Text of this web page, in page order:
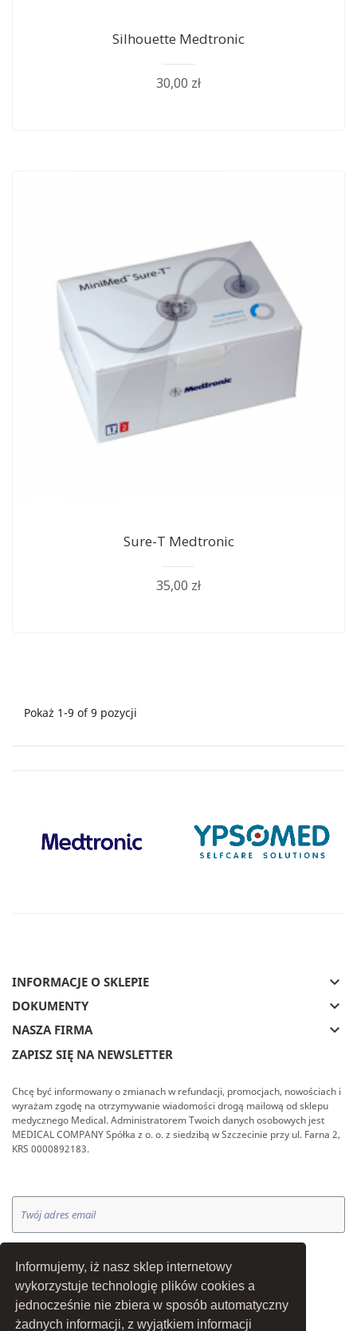
Informujemy, iż nasz sklep internetowy
wykorzystuje technologię plików cookies a
jednocześnie nie zbiera w sposób automatyczny
żadnych informacji, z wyjątkiem informacji
Silhouette Medtronic
30,00 zł
Sure-T Medtronic
35,00 zł
Pokaż 1-9 of 9 pozycji
INFORMACJE O SKLEPIE keyboard_arrow_down
DOKUMENTY keyboard_arrow_down
NASZA FIRMA keyboard_arrow_down
ZAPISZ SIĘ NA NEWSLETTER
Chcę być informowany o zmianach w refundacji, promocjach, nowościach i
wyrażam zgodę na otrzymywanie wiadomości drogą mailową od sklepu
medycznego Medical. Administratorem Twoich danych osobowych jest
MEDICAL COMPANY Spółka z o. o. z siedzibą w Szczecinie przy ul. Farna 2,
KRS 0000892183.
OK